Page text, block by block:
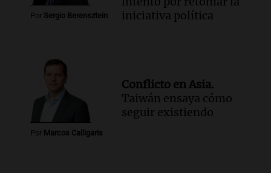
Por Sergio Berensztein
iniciativa política
Por Marcos Calligaris
Conflicto en Asia.
Taiwán ensaya cómo
seguir existiendo